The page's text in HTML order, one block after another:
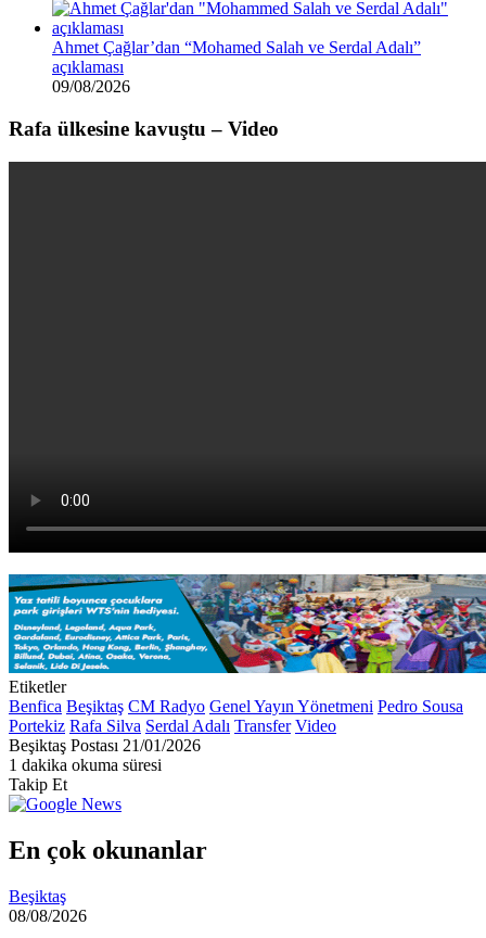
Ahmet Çağlar’dan “Mohamed Salah ve Serdal Adalı”
açıklaması
09/08/2026
Rafa ülkesine kavuştu – Video
Etiketler
Benfica Beşiktaş CM Radyo Genel Yayın Yönetmeni Pedro Sousa
Portekiz Rafa Silva Serdal Adalı Transfer Video
Beşiktaş Postası Bir
e-
21/01/2026
1 dakika okuma süresi
Takip Et
En çok okunanlar
Beşiktaş
08/08/2026